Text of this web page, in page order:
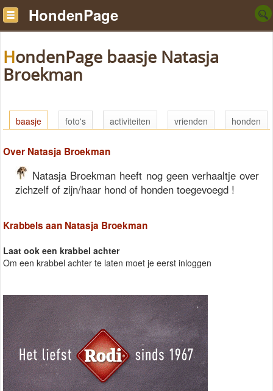
HondenPage
HondenPage baasje Natasja
Broekman
baasje foto's activiteiten vrienden honden
Over Natasja Broekman
Natasja Broekman heeft nog geen verhaaltje over
zichzelf of zijn/haar hond of honden toegevoegd !
Krabbels aan Natasja Broekman
Laat ook een krabbel achter
Om een krabbel achter te laten moet je eerst inloggen